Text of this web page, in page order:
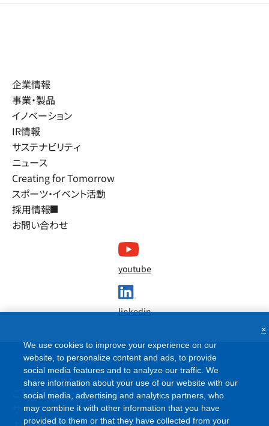
企業情報
事業・製品
イノベーション
IR情報
サステナビリティ
ニュース
Creating for Tomorrow
スポーツ・イベント活動
採用情報
お問い合わせ
youtube
linkedin
ご利用条件
サイトマップ
We use cookies to improve your experience on our
website, to personalize content and ads, to provide
social media features and to analyze our traffic. We
share information about your use of our website with our
social media, advertising and analytics partners, who
may combine it with other information that you have
provided to them or that they have collected from your
×